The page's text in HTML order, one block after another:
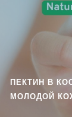
ПЕКТИН В
МОЛОДОЙ